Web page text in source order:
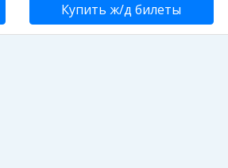
Купить ж/д билеты